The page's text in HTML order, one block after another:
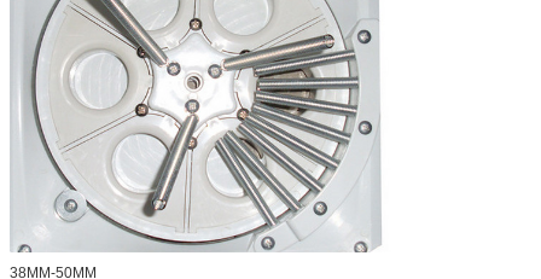
38MM-50MM